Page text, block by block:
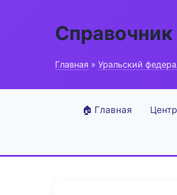
Главная » Уральский
🏠 Главная